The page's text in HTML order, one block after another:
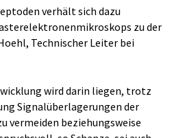
verhält sich dazu
zu der
Technischer Leiter bei
wird darin liegen, trotz
Signalüberlagerungen der
vermeiden beziehungsweise